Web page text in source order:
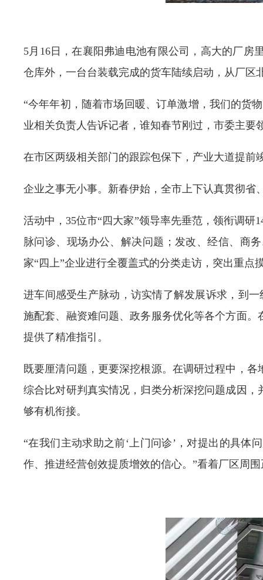
5月16日，在襄阳弗迪电池有限公司，高大的厂
仓库外，一台台装载完成的货车陆续启动，从厂
“今年年初，随着市场回暖、订单激增，我们的货
业相关负责人告诉记者，谁知春节刚过，市委主
在市区两级相关部门的跟踪包保下，产业大道提前
企业之事无小事。新春伊始，全市上下认真贯彻省
活动中，35位市“四大家”领导率先垂范，领衔调
脉问诊、现场办公、解决问题；发改、经信、商
家“四上”企业进行全覆盖式的分类走访，突出重
进车间感受生产脉动，访实情了解发展诉求，到
施配套、融资难问题、政务服务优化等各个方面
提供了精准指引。
既要厘清问题，更要深挖根源。在调研过程中，
综合比对研判真实情况，归类分析深挖问题成因
够有机衔接。
“在我们主动求助之前‘上门问诊’，对提出的具
作、推进经营创效提质增效的信心。”看着厂区周